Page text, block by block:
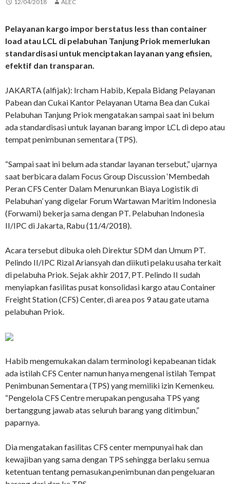
12/04/2018 ALEC
Pelayanan kargo impor berstatus less than container
load atau LCL di pelabuhan Tanjung Priok memerlukan
standardisasi untuk menciptakan layanan yang efisien,
efektif dan transparan.
JAKARTA (alfijak): Ircham Habib, Kepala Bidang Pelayanan
Pabean dan Cukai Kantor Pelayanan Utama Bea dan Cukai
Pelabuhan Tanjung Priok mengatakan sampai saat ini belum
ada standardisasi untuk layanan barang impor LCL di depo atau
tempat penimbunan sementara (TPS).
“Sampai saat ini belum ada standar layanan tersebut,” ujarnya
saat berbicara dalam Focus Group Discussion ‘Membedah
Peran CFS Center Dalam Menurunkan Biaya Logistik di
Pelabuhan’ yang digelar Forum Wartawan Maritim Indonesia
(Forwami) bekerja sama dengan PT. Pelabuhan Indonesia
II/IPC di Jakarta, Rabu (11/4/2018).
Acara tersebut dibuka oleh Direktur SDM dan Umum PT.
Pelindo II/IPC Rizal Ariansyah dan diikuti pelaku usaha terkait
di pelabuha Priok. Sejak akhir 2017, PT. Pelindo II sudah
menyiapkan fasilitas pusat konsolidasi kargo atau Container
Freight Station (CFS) Center, di area pos 9 atau gate utama
pelabuhan Priok.
Habib mengemukakan dalam terminologi kepabeanan tidak
ada istilah CFS Center namun hanya mengenal istilah Tempat
Penimbunan Sementara (TPS) yang memiliki izin Kemenkeu.
“Pengelola CFS Centre merupakan pengusaha TPS yang
bertanggung jawab atas seluruh barang yang ditimbun,”
paparnya.
Dia mengatakan fasilitas CFS center mempunyai hak dan
kewajiban yang sama dengan TPS sehingga berlaku semua
ketentuan tentang pemasukan,penimbunan dan pengeluaran